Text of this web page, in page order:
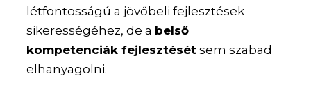
létfontosságú a jövőbeli fejlesztések
sikerességéhez, de a belső
kompetenciák fejlesztését sem szabad
elhanyagolni.